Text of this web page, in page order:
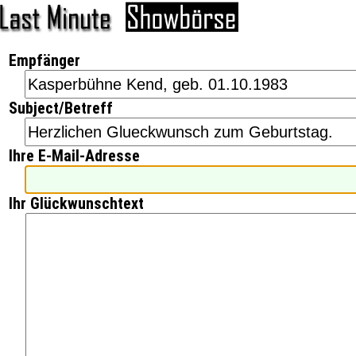
Empfänger
Subject/Betreff
Ihre E-Mail-Adresse
Ihr Glückwunschtext